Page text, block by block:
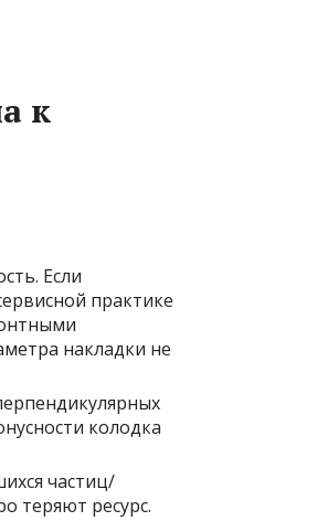
к
Если
практике
накладки не
колодка
частиц/
теряют ресурс.